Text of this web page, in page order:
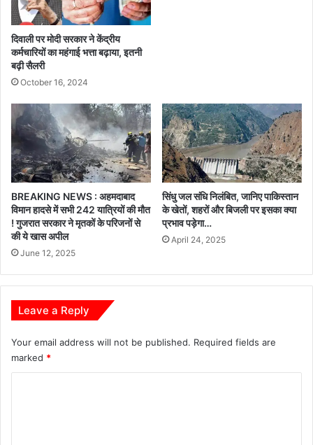
-
क
र्म
चा
रि
यों
गा
अ
भि
नं
द
न
भ
हे
तु
रा
ज्य
स
र
ज
ग
:
मु
ख्य
मं
त्री
श्री
ष्णु
दे
य
दिवाली पर मोदी सरकार ने केंद्रीय
कर्मचारियों का महंगाई भत्ता बढ़ाया, इतनी
बढ़ी सैलरी
October 16, 2024
BREAKING NEWS : अहमदाबाद
विमान हादसे में सभी 242 यात्रियों की मौत
! गुजरात सरकार ने मृतकों के परिजनों से
की ये खास अपील
June 12, 2025
सिंधु जल संधि निलंबित, जानिए पाकिस्तान
के खेतों, शहरों और बिजली पर इसका क्या
प्रभाव पड़ेगा…
April 24, 2025
Leave a Reply
Your email address will not be published. Required fields are
marked *